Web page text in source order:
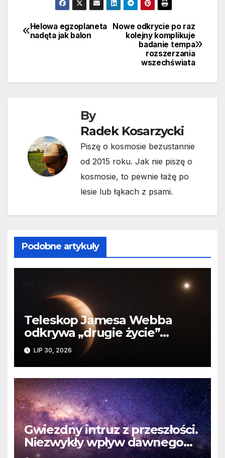
Nawigacja
Nowe odkrycie po raz
kolejny komplikuje
badanie tempa
rozszerzania
wszechświata
Helowa egzoplaneta
nadęta jak balon
By
Radek Kosarzycki
Piszę o kosmosie bezustannie
od 2015 roku. Jak nie piszę o
kosmosie, to pewnie łażę po
lesie lub łąkach z psami.
Podobne artykuły
Teleskop Jamesa Webba
odkrywa „drugie życie”
planety krążącej wokół
martwej gwiazdy
LIP 30, 2026
Gwiezdny intruz z przeszłości.
Niezwykły wpływ dawnego
spotkania na komety Układu